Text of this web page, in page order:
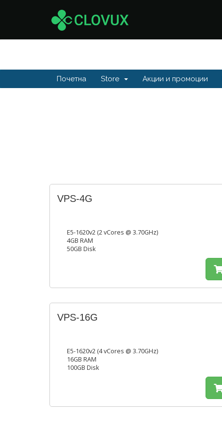
Почетна Store Акции и промоции
VPS-4G
E5-1620v2 (2 vCores @ 3.70GHz)
4GB RAM
50GB Disk
VPS-16G
E5-1620v2 (4 vCores @ 3.70GHz)
16GB RAM
100GB Disk